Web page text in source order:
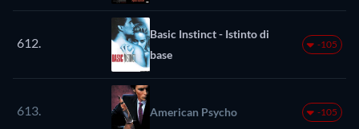
612.
Basic Instinct - Istinto di
base
-105
613. American Psycho -105